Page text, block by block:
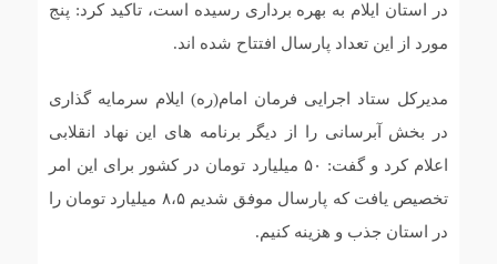
در استان ایلام به بهره برداری رسیده است، تاکید کرد: پنج
مورد از این تعداد پارسال افتتاح شده اند.
مدیرکل ستاد اجرایی فرمان امام(ره) ایلام سرمایه گذاری
در بخش آبرسانی را از دیگر برنامه های این نهاد انقلابی
اعلام کرد و گفت: ۵۰ میلیارد تومان در کشور برای این امر
تخصیص یافت که پارسال موفق شدیم ۸،۵ میلیارد تومان را
در استان جذب و هزینه کنیم.